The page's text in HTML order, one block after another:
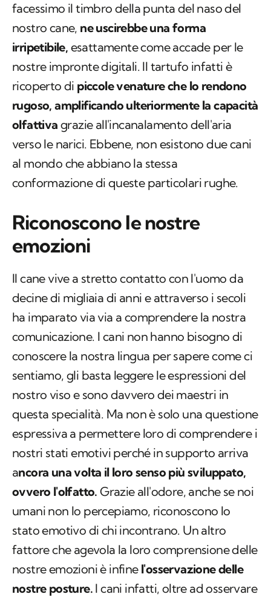
facessimo il timbro della punta del naso del
nostro cane, ne uscirebbe una forma
irripetibile, esattamente come accade per le
nostre impronte digitali. Il tartufo infatti è
ricoperto di piccole venature che lo rendono
rugoso, amplificando ulteriormente la capacità
olfattiva grazie all'incanalamento dell'aria
verso le narici. Ebbene, non esistono due cani
al mondo che abbiano la stessa
conformazione di queste particolari rughe.
Riconoscono le nostre
emozioni
Il cane vive a stretto contatto con l'uomo da
decine di migliaia di anni e attraverso i secoli
ha imparato via via a comprendere la nostra
comunicazione. I cani non hanno bisogno di
conoscere la nostra lingua per sapere come ci
sentiamo, gli basta leggere le espressioni del
nostro viso e sono davvero dei maestri in
questa specialità. Ma non è solo una questione
espressiva a permettere loro di comprendere i
nostri stati emotivi perché in supporto arriva
ancora una volta il loro senso più sviluppato,
ovvero l'olfatto. Grazie all'odore, anche se noi
umani non lo percepiamo, riconoscono lo
stato emotivo di chi incontrano. Un altro
fattore che agevola la loro comprensione delle
nostre emozioni è infine l'osservazione delle
nostre posture. I cani infatti, oltre ad osservare